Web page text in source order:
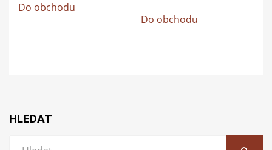
Do obchodu
Do obchodu
HLEDAT